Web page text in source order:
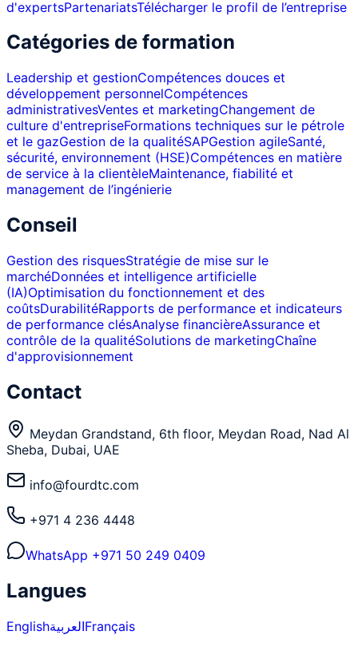
d'expertsPartenariatsTélécharger le profil de l’entreprise
Catégories de formation
Leadership et gestionCompétences douces et
développement personnelCompétences
administrativesVentes et marketingChangement de
culture d'entrepriseFormations techniques sur le pétrole
et le gazGestion de la qualitéSAPGestion agileSanté,
sécurité, environnement (HSE)Compétences en matière
de service à la clientèleMaintenance, fiabilité et
management de l’ingénierie
Conseil
Gestion des risquesStratégie de mise sur le
marchéDonnées et intelligence artificielle
(IA)Optimisation du fonctionnement et des
coûtsDurabilitéRapports de performance et indicateurs
de performance clésAnalyse financièreAssurance et
contrôle de la qualitéSolutions de marketingChaîne
d'approvisionnement
Contact
Meydan Grandstand, 6th floor, Meydan Road, Nad Al
Sheba, Dubai, UAE
info@fourdtc.com
+971 4 236 4448
WhatsApp +971 50 249 0409
Langues
EnglishالعربيةFrançais